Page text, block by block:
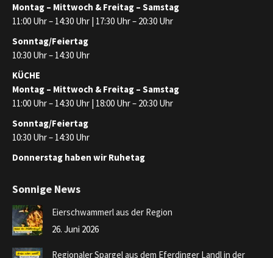
Montag – Mittwoch & Freitag – Samstag
11:00 Uhr – 14:30 Uhr | 17:30 Uhr – 20:30 Uhr
Sonntag/Feiertag
10:30 Uhr – 14:30 Uhr
KÜCHE
Montag – Mittwoch & Freitag – Samstag
11:00 Uhr – 14:30 Uhr | 18:00 Uhr – 20:30 Uhr
Sonntag/Feiertag
10:30 Uhr – 14:30 Uhr
Donnerstag haben wir Ruhetag
Sonnige News
Eierschwammerl aus der Region
26. Juni 2026
Regionaler Spargel aus dem Eferdinger Landl in der